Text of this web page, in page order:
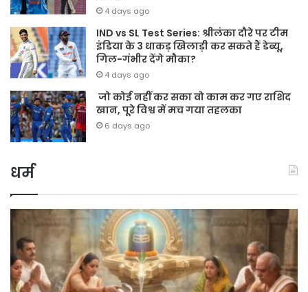
4 days ago
IND vs SL Test Series: श्रीलंका दौरे पर टीम
इंडिया के 3 धाकड़ खिलाड़ी कर सकते हैं डेब्यू,
गिल-गंभीर देंगे मौका?
4 days ago
जो कोई नहीं कर सका वो काम कर गए राशिद
खान, पूरे विश्व में मच गया तहलका
6 days ago
धर्म